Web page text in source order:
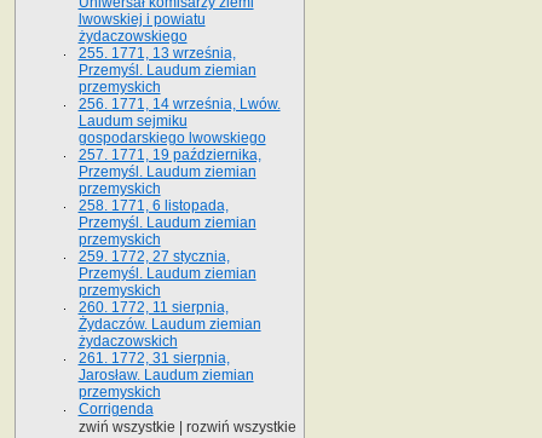
lwowskiej i powiatu
żydaczowskiego
255. 1771, 13 września,
Przemyśl. Laudum ziemian
przemyskich
256. 1771, 14 września, Lwów.
Laudum sejmiku
gospodarskiego lwowskiego
257. 1771, 19 października,
Przemyśl. Laudum ziemian
przemyskich
258. 1771, 6 listopada,
Przemyśl. Laudum ziemian
przemyskich
259. 1772, 27 stycznia,
Przemyśl. Laudum ziemian
przemyskich
260. 1772, 11 sierpnia,
Żydaczów. Laudum ziemian
żydaczowskich
261. 1772, 31 sierpnia,
Jarosław. Laudum ziemian
przemyskich
Corrigenda
zwiń wszystkie
rozwiń wszystkie